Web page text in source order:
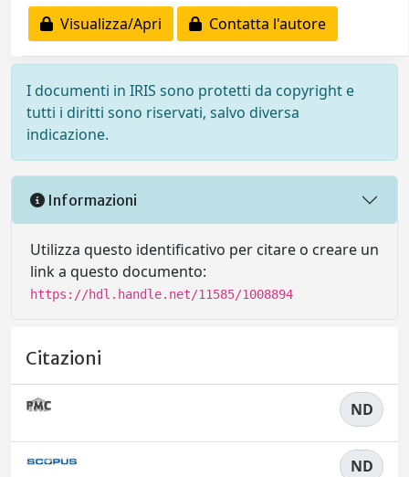
Visualizza/Apri
Contatta l'autore
I documenti in IRIS sono protetti da copyright e
tutti i diritti sono riservati, salvo diversa
indicazione.
Informazioni
Utilizza questo identificativo per citare o creare un
link a questo documento:
https://hdl.handle.net/11585/1008894
Citazioni
ND
ND